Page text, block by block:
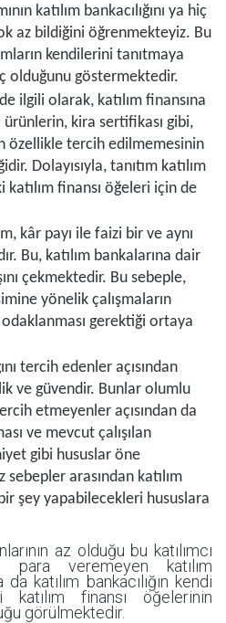
katılım bankacılığını ya hiç
az bildiğini öğrenmekteyiz. Bu
kendilerini tanıtmaya
olduğunu göstermektedir.
ilgili olarak, katılım finansına
ürünlerin, kira sertifikası gibi,
özellikle tercih edilmemesinin
Dolayısıyla, tanıtım katılım
katılım finansı öğeleri için de
kâr payı ile faizi bir ve aynı
Bu, katılım bankalarına dair
çekmektedir. Bu sebeple,
yönelik çalışmaların
gerektiği ortaya
tercih edenler açısından
ve güvendir. Bunlar olumlu
etmeyenler açısından da
ve mevcut çalışılan
gibi hususlar öne
sebepler arasından katılım
şey yapabilecekleri hususlara
az olduğu bu katılımcı
veremeyen katılım
da katılım bankacılığın kendi
katılım finansı öğelerinin
görülmektedir.